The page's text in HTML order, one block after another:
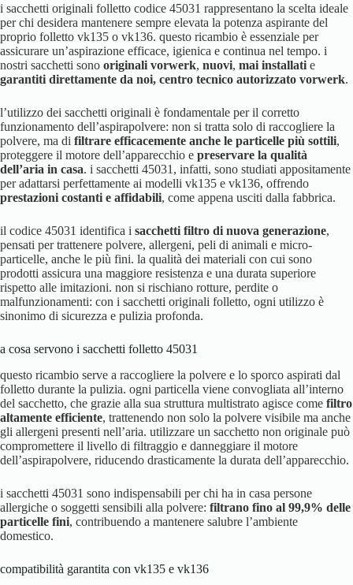
i sacchetti originali folletto codice 45031 rappresentano la scelta ideale
per chi desidera mantenere sempre elevata la potenza aspirante del
proprio folletto vk135 o vk136. questo ricambio è essenziale per
assicurare un’aspirazione efficace, igienica e continua nel tempo. i
nostri sacchetti sono originali vorwerk, nuovi, mai installatie
garantiti direttamente da noi, centro tecnico autorizzato vorwerk.
l’utilizzo dei sacchetti originali è fondamentale per il corretto
funzionamento dell’aspirapolvere: non si tratta solo di raccogliere la
polvere, ma di filtrare efficacemente anche le particelle più sottili,
proteggere il motore dell’apparecchio e preservare la qualità
dell’aria in casa. i sacchetti 45031, infatti, sono studiati appositamente
per adattarsi perfettamente ai modelli vk135 e vk136, offrendo
prestazioni costanti e affidabili, come appena usciti dalla fabbrica.
il codice 45031 identifica i sacchetti filtro di nuova generazione,
pensati per trattenere polvere, allergeni, peli di animali e micro-
particelle, anche le più fini. la qualità dei materiali con cui sono
prodotti assicura una maggiore resistenza e una durata superiore
rispetto alle imitazioni. non si rischiano rotture, perdite o
malfunzionamenti: con i sacchetti originali folletto, ogni utilizzo è
sinonimo di sicurezza e pulizia profonda.
a cosa servono i sacchetti folletto 45031
questo ricambio serve a raccogliere la polvere e lo sporco aspirati dal
folletto durante la pulizia. ogni particella viene convogliata all’interno
del sacchetto, che grazie alla sua struttura multistrato agisce come filtro
altamente efficiente, trattenendo non solo la polvere visibile ma anche
gli allergeni presenti nell’aria. utilizzare un sacchetto non originale può
compromettere il livello di filtraggio e danneggiare il motore
dell’aspirapolvere, riducendo drasticamente la durata dell’apparecchio.
i sacchetti 45031 sono indispensabili per chi ha in casa persone
allergiche o soggetti sensibili alla polvere: filtrano fino al 99,9% delle
particelle fini, contribuendo a mantenere salubre l’ambiente
domestico.
compatibilità garantita con vk135 e vk136